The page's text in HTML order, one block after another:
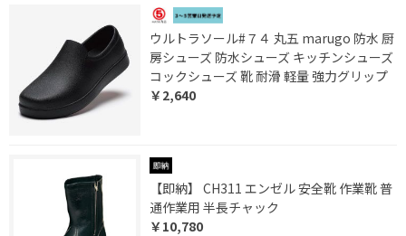
ウルトラソール#７４ 丸五 marugo 防水 厨
房シューズ 防水シューズ キッチンシューズ
コックシューズ 靴 耐滑 軽量 強力グリップ
￥2,640
【即納】 CH311 エンゼル 安全靴 作業靴 普
通作業用 半長チャック
￥10,780